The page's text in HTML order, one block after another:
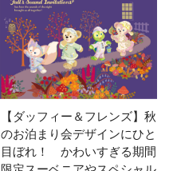
【ダッフィー＆フレンズ】秋
のお泊まり会デザインにひと
目ぼれ！ かわいすぎる期間